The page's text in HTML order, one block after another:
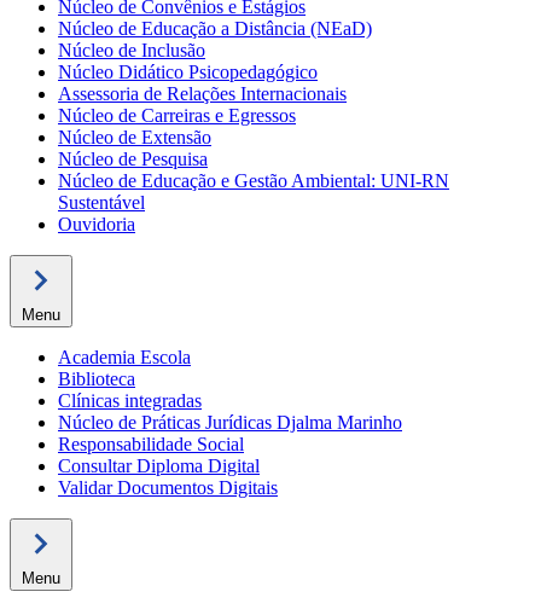
Núcleo de Convênios e Estágios
Núcleo de Educação a Distância (NEaD)
Núcleo de Inclusão
Núcleo Didático Psicopedagógico
Assessoria de Relações Internacionais
Núcleo de Carreiras e Egressos
Núcleo de Extensão
Núcleo de Pesquisa
Núcleo de Educação e Gestão Ambiental: UNI-RN
Sustentável
Ouvidoria
Menu
Academia Escola
Biblioteca
Clínicas integradas
Núcleo de Práticas Jurídicas Djalma Marinho
Responsabilidade Social
Consultar Diploma Digital
Validar Documentos Digitais
Menu